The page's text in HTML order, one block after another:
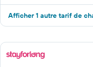
Afficher 1 autre tarif de